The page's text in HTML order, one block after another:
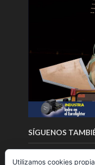
SÍGUENOS
Utilizamos cookies